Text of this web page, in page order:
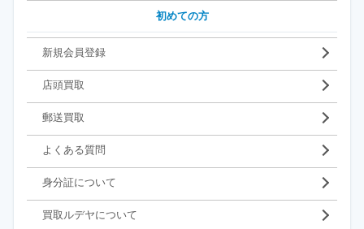
初めての方
新規会員登録
店頭買取
郵送買取
よくある質問
身分証について
買取ルデヤについて